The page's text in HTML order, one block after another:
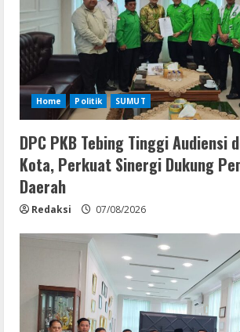
Home Politik SUMUT
DPC PKB Tebing Tinggi Audiensi
Kota, Perkuat Sinergi Dukung
Daerah
Redaksi 07/08/2026